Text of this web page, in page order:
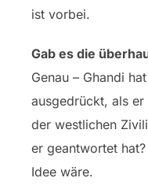
ist vorbei.
Gab es die
Genau – Ghandi
ausgedrückt, als
der westlichen
er geantwortet
Idee wäre.